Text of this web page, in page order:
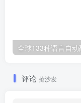
评论 抢沙发